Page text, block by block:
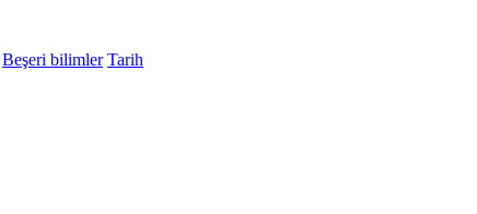
Beşeri bilimler Tarih